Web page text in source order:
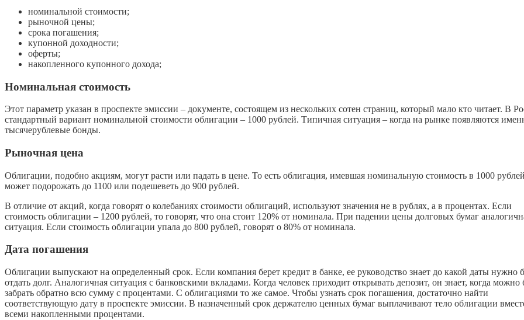
номинальной стоимости;
рыночной цены;
срока погашения;
купонной доходности;
оферты;
накопленного купонного дохода;
Номинальная стоимость
Этот параметр указан в проспекте эмиссии – документе, состоящем из нескольких сотен страниц, который мало кто читает. В
стандартный вариант номинальной стоимости облигации – 1000 рублей. Типичная ситуация – когда на рынке появляются
тысячерублевые бонды.
Рыночная цена
Облигации, подобно акциям, могут расти или падать в цене. То есть облигация, имевшая номинальную стоимость в 1000
может подорожать до 1100 или подешеветь до 900 рублей.
В отличие от акций, когда говорят о колебаниях стоимости облигаций, используют значения не в рублях, а в процентах. Если
стоимость облигации – 1200 рублей, то говорят, что она стоит 120% от номинала. При падении цены долговых бумаг
ситуация. Если стоимость облигации упала до 800 рублей, говорят о 80% от номинала.
Дата погашения
Облигации выпускают на определенный срок. Если компания берет кредит в банке, ее руководство знает до какой даты нужно
отдать долг. Аналогичная ситуация с банковскими вкладами. Когда человек приходит открывать депозит, он знает, когда можно
забрать обратно всю сумму с процентами. С облигациями то же самое. Чтобы узнать срок погашения, достаточно найти
соответствующую дату в проспекте эмиссии. В назначенный срок держателю ценных бумаг выплачивают тело облигации
всеми накопленными процентами.